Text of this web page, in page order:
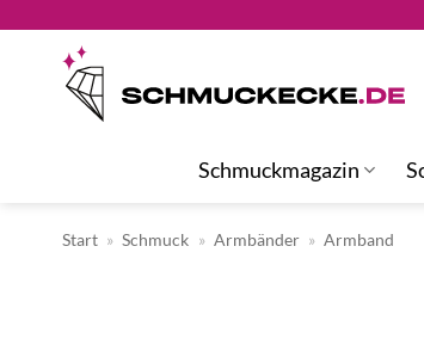
springen
Schmuckmagazin
Start » Schmuck » Armbänder » Armband